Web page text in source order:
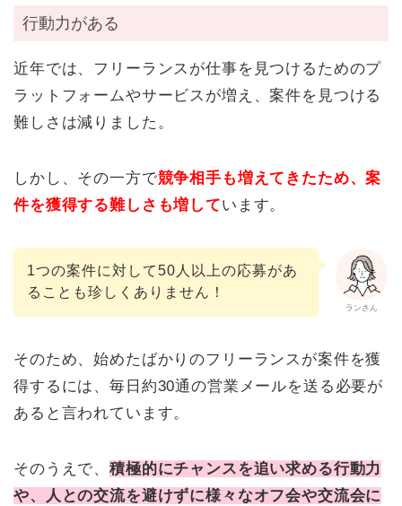
行動力がある
近年では、フリーランスが仕事を見つけるためのプ
ラットフォームやサービスが増え、案件を見つける
難しさは減りました。
しかし、その一方で競争相手も増えてきたため、案
件を獲得する難しさも増しています。
ランさん
1つの案件に対して50人以上の応募があ
ることも珍しくありません！
そのため、始めたばかりのフリーランスが案件を獲
得するには、毎日約30通の営業メールを送る必要が
あると言われています。
そのうえで、積極的にチャンスを追い求める行動力
や、人との交流を避けずに様々なオフ会や交流会に